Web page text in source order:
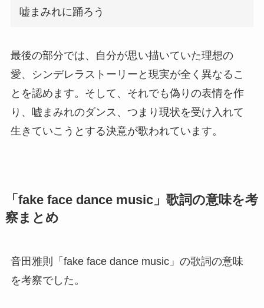
嘘まみれに踊ろう
最後の部分では、自分が思い描いていた理想の
愛、シンデレラストーリーと現実が全く異なるこ
とを認めます。そして、それでも偽りの表情を作
り、嘘まみれのダンス、つまり現状を受け入れて
生きていこうとする決意が歌われています。
「fake face dance music」歌詞の意味を考
察まとめ
音田雅則「fake face dance music」の歌詞の意味
を考察でした。